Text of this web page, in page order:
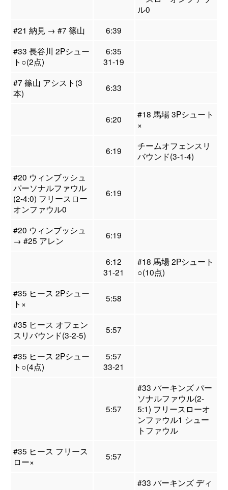
ル0
#21 納見 → #7 篠山
6:39
#33 長谷川 2Pシュー
ト○(2点)
6:35
31-19
#7 篠山 アシスト(3
本)
6:33
6:20
#18 馬場 3Pシュート
×
6:19
チームオフェンスリ
バウンド(3-1-4)
#20 ウィンブッシュ
パーソナルファウル
(2-4:0) フリースロー
オンファウル0
6:19
#20 ウィンブッシュ
→ #25 アレン
6:19
6:12
31-21
#18 馬場 2Pシュート
○(10点)
#35 ヒース 2Pシュー
ト×
5:58
#35 ヒース オフェン
スリバウンド(3-2-5)
5:57
#35 ヒース 2Pシュー
ト○(4点)
5:57
33-21
5:57
#33 パーキンズ パー
ソナルファウル(2-
5:1) フリースローオ
ンファウル1 シュー
トファウル
#35 ヒース フリース
ロー×
5:57
#33 パーキンズ ディ